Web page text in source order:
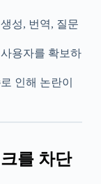
성, 번역, 질문
용자를 확보하
로 인해 논란이
를 차단